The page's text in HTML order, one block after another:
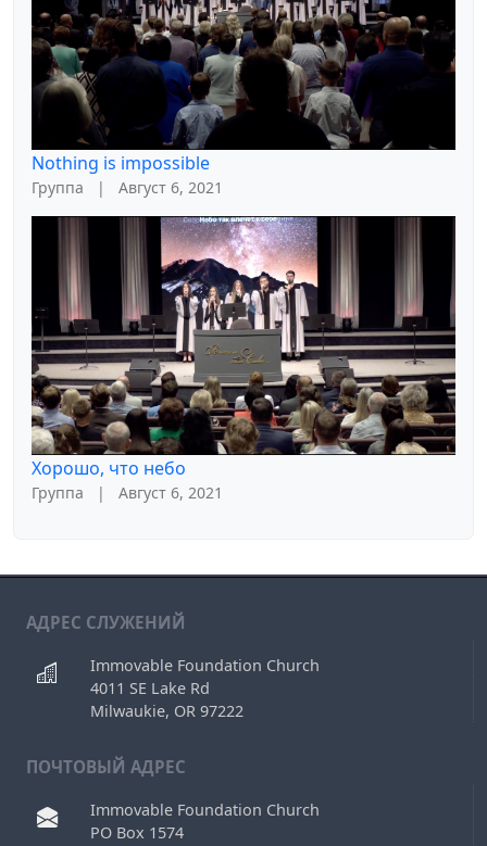
Nothing is impossible
Группа | Август 6, 2021
Хорошо, что небо
Группа | Август 6, 2021
АДРЕС СЛУЖЕНИЙ
Immovable Foundation Church
4011 SE Lake Rd
Milwaukie, OR 97222
ПОЧТОВЫЙ АДРЕС
Immovable Foundation Church
PO Box 1574